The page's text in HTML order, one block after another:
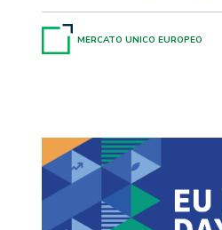
MERCATO UNICO EUROPEO